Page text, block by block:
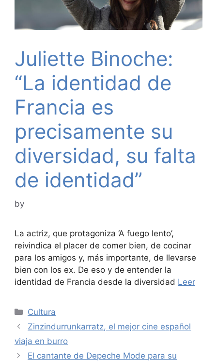
Juliette Binoche:
“La identidad de
Francia es
precisamente su
diversidad, su falta
de identidad”
by
La actriz, que protagoniza ‘A fuego lento’,
reivindica el placer de comer bien, de cocinar
para los amigos y, más importante, de llevarse
bien con los ex. De eso y de entender la
identidad de Francia desde la diversidad Leer
Categories
Cultura
Zinzindurrunkarratz, el mejor cine español
viaja en burro
El cantante de Depeche Mode para su